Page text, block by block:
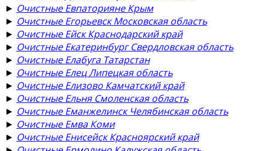
► Очистные Евпаторияне Крым
► Очистные Егорьевск Московская область
► Очистные Ейск Краснодарский край
► Очистные Екатеринбург Свердловская область
► Очистные Елабуга Татарстан
► Очистные Елец Липецкая область
► Очистные Елизово Камчатский край
► Очистные Ельня Смоленская область
► Очистные Еманжелинск Челябинская область
► Очистные Емва Коми
► Очистные Енисейск Красноярский край